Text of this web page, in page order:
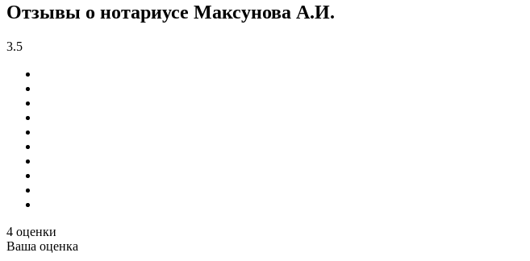
Отзывы о нотариусе Максунова А.И.
3.5
4 оценки
Ваша оценка